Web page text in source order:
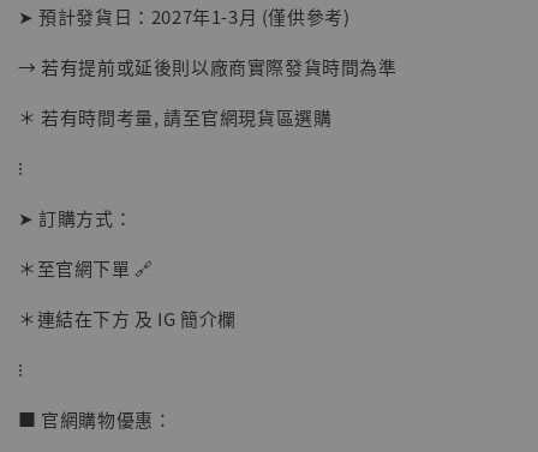
【店內現貨】海賊王 系列蒐藏雕像 布魯克達
NT$ 1,870
➤ 預計發貨日：2027年1-3月 (僅供參考)
→ 若有提前或延後則以廠商實際發貨時間為準
＊ 若有時間考量, 請至官網現貨區選購
⁝
➤ 訂購方式：
＊至官網下單 🔗
＊連結在下方 及 IG 簡介欄
⁝
■ 官網購物優惠：